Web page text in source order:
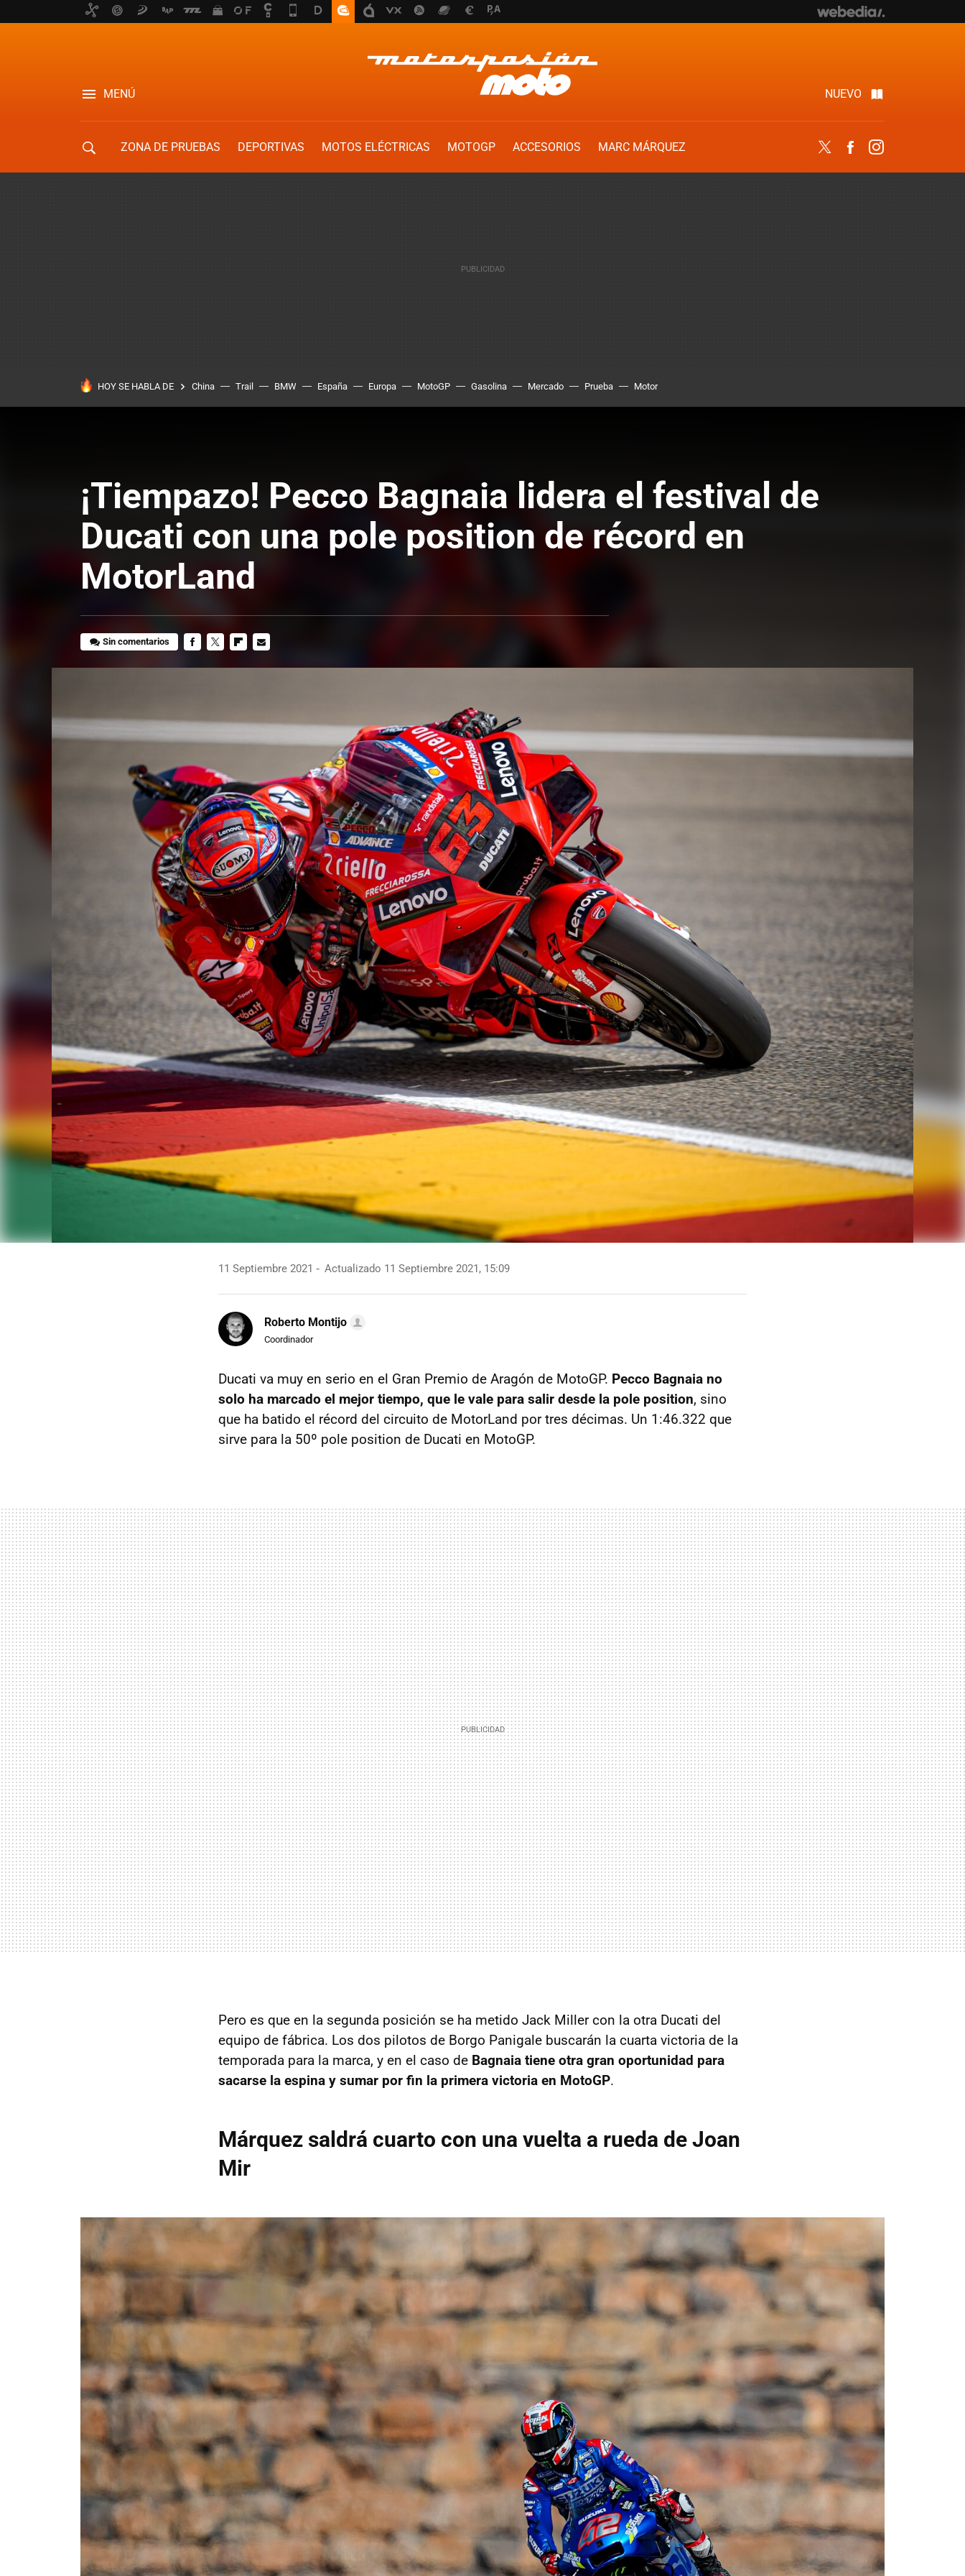
MENÚ NUEVO
ZONA DE PRUEBAS DEPORTIVAS MOTOS ELÉCTRICAS MOTOGP ACCESORIOS
MARC MÁRQUEZ
Twitter Facebook
HOY SE HABLA DE China Trail BMW España Europa MotoGP Gasolina Mercado Prueba Motor
¡Tiempazo! Pecco Bagnaia lidera el festival de
Ducati con una pole position de récord en
MotorLand
Sin comentarios
11 Septiembre 2021 Actualizado 11 Septiembre 2021, 15:09
Roberto Montijo
Coordinador
Ducati va muy en serio en el Gran Premio de Aragón de MotoGP. Pecco Bagnaia no
solo ha marcado el mejor tiempo, que le vale para salir desde la pole position, sino
que ha batido el récord del circuito de MotorLand por tres décimas. Un 1:46.322 que
sirve para la 50º pole position de Ducati en MotoGP.
Pero es que en la segunda posición se ha metido Jack Miller con la otra Ducati del
equipo de fábrica. Los dos pilotos de Borgo Panigale buscarán la cuarta victoria de la
temporada para la marca, y en el caso de Bagnaia tiene otra gran oportunidad para
sacarse la espina y sumar por fin la primera victoria en MotoGP.
Márquez saldrá cuarto con una vuelta a rueda de Joan
Mir